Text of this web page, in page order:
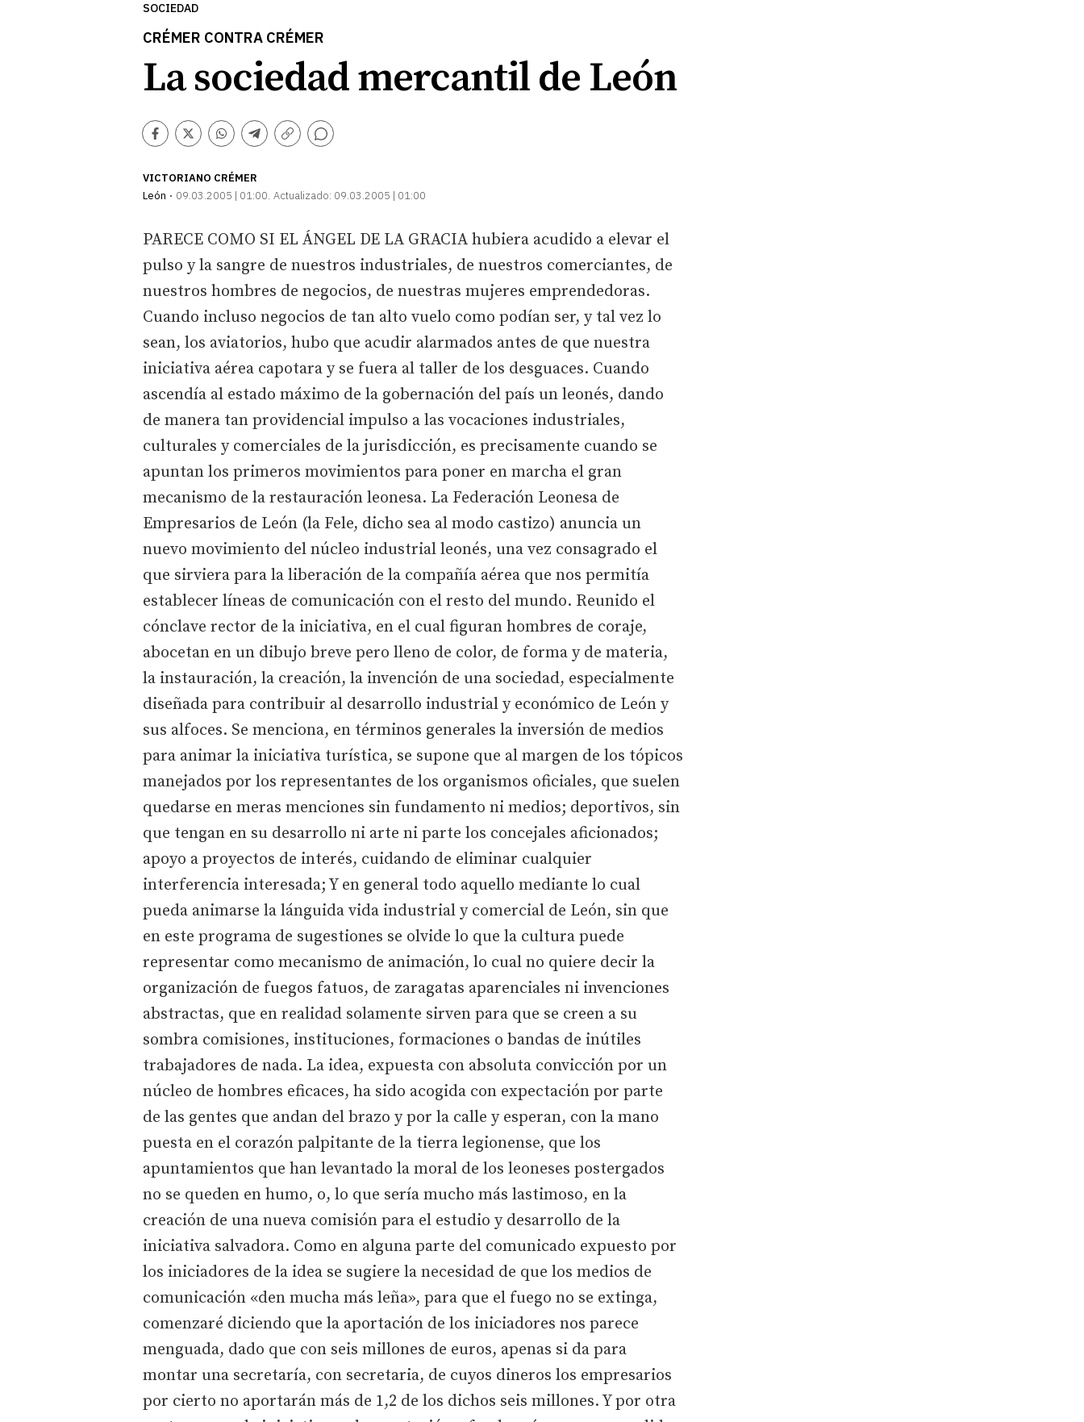
SOCIEDAD
CRÉMER CONTRA CRÉMER
La sociedad mercantil de León
Facebook
TwitterWhatsapp
Telegram
Copiar
Comentarios
VICTORIANO CRÉMER
León
09.03.2005 | 01:00 Actualizado: 09.03.2005 | 01:00
PARECE COMO SI EL ÁNGEL DE LA GRACIA hubiera acudido a elevar el
pulso y la sangre de nuestros industriales, de nuestros comerciantes, de
nuestros hombres de negocios, de nuestras mujeres emprendedoras.
Cuando incluso negocios de tan alto vuelo como podían ser, y tal vez lo
sean, los aviatorios, hubo que acudir alarmados antes de que nuestra
iniciativa aérea capotara y se fuera al taller de los desguaces. Cuando
ascendía al estado máximo de la gobernación del país un leonés, dando
de manera tan providencial impulso a las vocaciones industriales,
culturales y comerciales de la jurisdicción, es precisamente cuando se
apuntan los primeros movimientos para poner en marcha el gran
mecanismo de la restauración leonesa. La Federación Leonesa de
Empresarios de León (la Fele, dicho sea al modo castizo) anuncia un
nuevo movimiento del núcleo industrial leonés, una vez consagrado el
que sirviera para la liberación de la compañía aérea que nos permitía
establecer líneas de comunicación con el resto del mundo. Reunido el
cónclave rector de la iniciativa, en el cual figuran hombres de coraje,
abocetan en un dibujo breve pero lleno de color, de forma y de materia,
la instauración, la creación, la invención de una sociedad, especialmente
diseñada para contribuir al desarrollo industrial y económico de León y
sus alfoces. Se menciona, en términos generales la inversión de medios
para animar la iniciativa turística, se supone que al margen de los tópicos
manejados por los representantes de los organismos oficiales, que suelen
quedarse en meras menciones sin fundamento ni medios; deportivos, sin
que tengan en su desarrollo ni arte ni parte los concejales aficionados;
apoyo a proyectos de interés, cuidando de eliminar cualquier
interferencia interesada; Y en general todo aquello mediante lo cual
pueda animarse la lánguida vida industrial y comercial de León, sin que
en este programa de sugestiones se olvide lo que la cultura puede
representar como mecanismo de animación, lo cual no quiere decir la
organización de fuegos fatuos, de zaragatas aparenciales ni invenciones
abstractas, que en realidad solamente sirven para que se creen a su
sombra comisiones, instituciones, formaciones o bandas de inútiles
trabajadores de nada. La idea, expuesta con absoluta convicción por un
núcleo de hombres eficaces, ha sido acogida con expectación por parte
de las gentes que andan del brazo y por la calle y esperan, con la mano
puesta en el corazón palpitante de la tierra legionense, que los
apuntamientos que han levantado la moral de los leoneses postergados
no se queden en humo, o, lo que sería mucho más lastimoso, en la
creación de una nueva comisión para el estudio y desarrollo de la
iniciativa salvadora. Como en alguna parte del comunicado expuesto por
los iniciadores de la idea se sugiere la necesidad de que los medios de
comunicación «den mucha más leña», para que el fuego no se extinga,
comenzaré diciendo que la aportación de los iniciadores nos parece
menguada, dado que con seis millones de euros, apenas si da para
montar una secretaría, con secretaria, de cuyos dineros los empresarios
por cierto no aportarán más de 1,2 de los dichos seis millones. Y por otra